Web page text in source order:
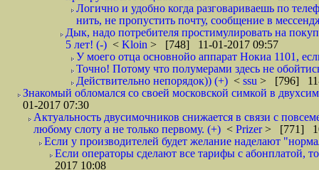
Логично и удобно когда разговариваешь по
нить, не пропустить почту, сообщение в
Дык, надо потребителя простимулировать на
5 лет! (-) < Kloin > [748] 11-01-2017 09:57
У моего отца основнойо аппарат Нокиа 1101,
Точно! Потому что полумерами здесь не
Действительно непорядок)) (+) < ssu > [796] 11-
Знакомый обломался со своей московской симкой в
01-2017 07:30
Актуальность двусимочников снижается в связи с
любому слоту а не только первому. (+) < Prizer> [771]
Если у производителей будет желание наделают
Если операторы сделают все тарифы с абонплатой,
2017 10:08